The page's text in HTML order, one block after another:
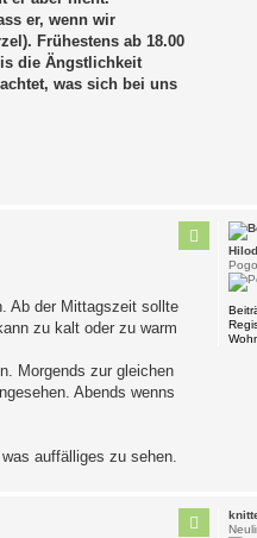
er, wenn wir
Frühestens ab 18.00
die Ängstlichkeit
was sich bei uns
Ab der Mittagszeit sollte
zu kalt oder zu warm
Morgends zur gleichen
Abends wenns
auffälliges zu sehen.